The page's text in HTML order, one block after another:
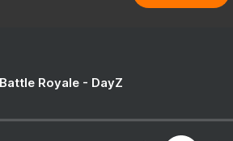
Royale - DayZ